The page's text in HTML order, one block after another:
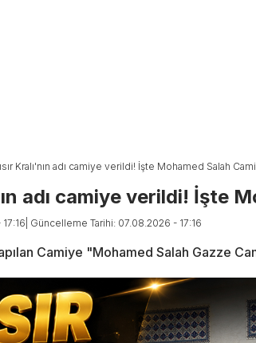
Kralı'nın adı camiye verildi! İşte Mohamed Salah
adı camiye verildi! İşte
| Güncelleme Tarihi: 07.08.2026 - 17:16
Camiye "Mohamed Salah Gazze